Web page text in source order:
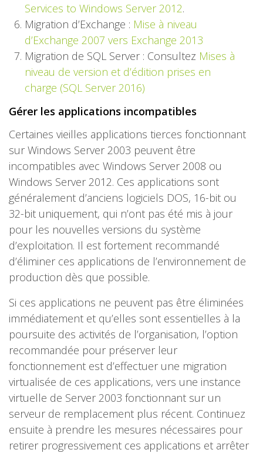
Services to Windows Server 2012.
Migration d’Exchange : Mise à niveau
d’Exchange 2007 vers Exchange 2013
Migration de SQL Server : Consultez Mises à
niveau de version et d’édition prises en
charge (SQL Server 2016)
Gérer les applications incompatibles
Certaines vieilles applications tierces fonctionnant
sur Windows Server 2003 peuvent être
incompatibles avec Windows Server 2008 ou
Windows Server 2012. Ces applications sont
généralement d’anciens logiciels DOS, 16-bit ou
32-bit uniquement, qui n’ont pas été mis à jour
pour les nouvelles versions du système
d’exploitation. Il est fortement recommandé
d’éliminer ces applications de l’environnement de
production dès que possible.
Si ces applications ne peuvent pas être éliminées
immédiatement et qu’elles sont essentielles à la
poursuite des activités de l’organisation, l’option
recommandée pour préserver leur
fonctionnement est d’effectuer une migration
virtualisée de ces applications, vers une instance
virtuelle de Server 2003 fonctionnant sur un
serveur de remplacement plus récent. Continuez
ensuite à prendre les mesures nécessaires pour
retirer progressivement ces applications et arrêter